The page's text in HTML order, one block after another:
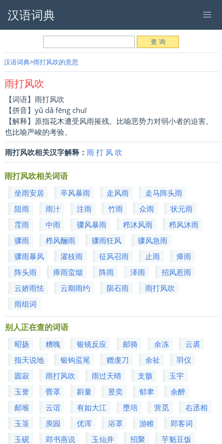
汉语词典
汉语词典 雨打风吹的意思
雨打风吹
【词语】雨打风吹
【拼音】yǔ dǎ fēng chuī
【解释】原指花木遭受风雨摧残。比喻恶势力对弱小者的迫害。
也比喻严峻的考验。
雨打风吹相关汉字解释： 雨 打 风 吹
雨打风吹相关词语
坐雨安居 卒风暴雨 走风雨
走马阵头雨
阻雨
雨汁 注雨 竹雨 众雨
状元雨
霔雨
中雨 骤风暴雨 栉沐风雨
栉风沐雨
骤雨
栉风酾雨 骤雨狂风
骤风急雨
骤雨暴风
濯枝雨 征风召雨 止雨
瘴雨
阵头雨
瘴雨蛮烟 阵雨 泽雨
招风惹雨
云娇雨怯
云期雨约 陨石雨
雨打风吹
雨组词
别人正在查的词语
昭扬 糟魄 银镜反应 邮骑 余冻
云裘
指天说地
银钩虿尾 赠虔刀 余祉
羽仪
圆寂
雨打风吹 雨过天晴 支骸
玉宇
玉誉
罾罩 斟量 昱奕 郁聿
余醉
邮堠
云谊 有如大江 壅培 营觅
右丞相
玉箓
庾园 优诨 浴罩 游睢
郢客词
玉砚
郢书燕说 玉仙井 招聚 芋魁豆饭